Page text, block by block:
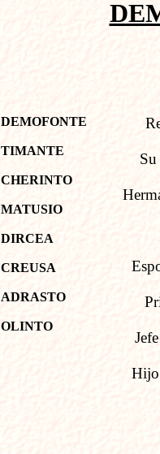
DEMOFONTE
TIMANTE
CHERINTO
MATUSIO
DIRCEA
CREUSA
ADRASTO
OLINTO
Hijo